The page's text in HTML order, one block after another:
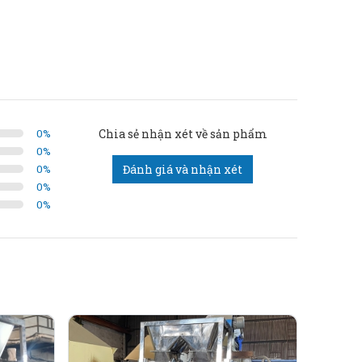
và kinh doanh gạo. Dưới đây là các thông tin
động.
0%
0%
0%
0%
0%
Chia sẻ nhận xét về sản phẩm
Đánh giá và nhận xét